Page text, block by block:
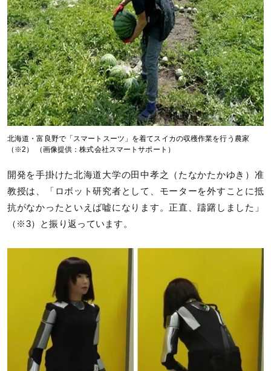
北海道・富良野で「スマートスーツ」を着てスイカの収穫作業を行う農家
（※2） （画像提供：株式会社スマートサポート）
開発を手掛けた北海道大学の田中孝之（たなかたかゆき）准
教授は、「ロボット研究者として、モーターを外すことに抵
抗がなかったといえば嘘になります。正直、躊躇しました」
（※3）と振り返っています。